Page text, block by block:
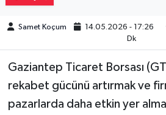
Samet Koçum 14.05.2026 - 17:26
Dk
Gaziantep Ticaret Borsası
rekabet gücünü artırmak ve
pazarlarda daha etkin yer
Spor
Teknoloji